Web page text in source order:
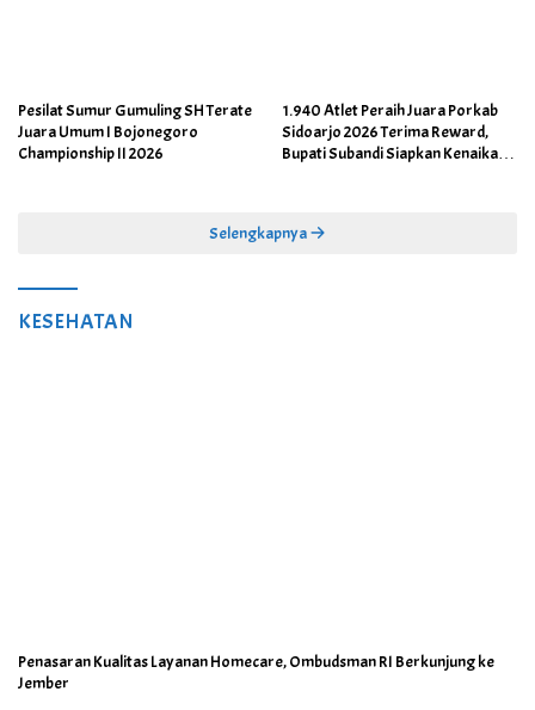
Pesilat Sumur Gumuling SH Terate
Juara Umum I Bojonegoro
Championship II 2026
1.940 Atlet Peraih Juara Porkab
Sidoarjo 2026 Terima Reward,
Bupati Subandi Siapkan Kenaikan
Selengkapnya
KESEHATAN
Penasaran Kualitas Layanan Homecare, Ombudsman RI Berkunjung ke
Jember